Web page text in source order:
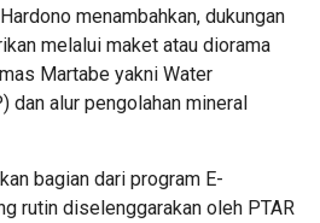
menambahkan, dukungan
melalui maket atau diorama
Martabe yakni Water
dan alur pengolahan mineral
bagian dari program E-
rutin diselenggarakan oleh PTAR